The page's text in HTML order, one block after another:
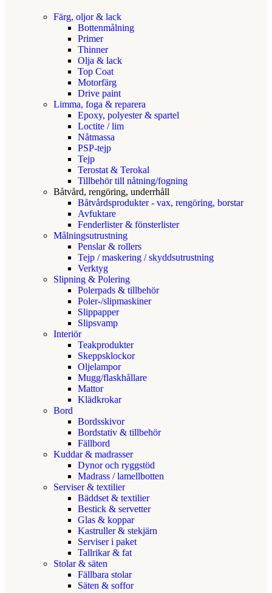
Färg, oljor & lack
Bottenmålning
Primer
Thinner
Olja & lack
Top Coat
Motorfärg
Drive paint
Limma, foga & reparera
Epoxy, polyester & spartel
Loctite / lim
Nåtmassa
PSP-tejp
Tejp
Terostat & Terokal
Tillbehör till nåtning/fogning
Båtvård, rengöring, underrhåll
Båtvårdsprodukter - vax, rengöring, borstar
Avfuktare
Fenderlister & fönsterlister
Målningsutrustning
Penslar & rollers
Tejp / maskering / skyddsutrustning
Verktyg
Slipning & Polering
Polerpads & tillbehör
Poler-/slipmaskiner
Slippapper
Slipsvamp
Interiör
Teakprodukter
Skeppsklockor
Oljelampor
Mugg/flaskhållare
Mattor
Klädkrokar
Bord
Bordsskivor
Bordstativ & tillbehör
Fällbord
Kuddar & madrasser
Dynor och ryggstöd
Madrass / lamellbotten
Serviser & textilier
Bäddset & textilier
Bestick & servetter
Glas & koppar
Kastruller & stekjärn
Serviser i paket
Tallrikar & fat
Stolar & säten
Fällbara stolar
Säten & soffor